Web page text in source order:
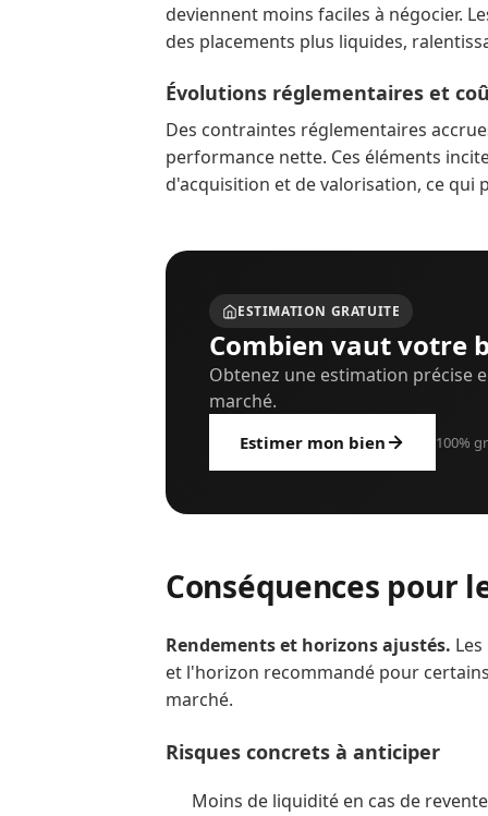
deviennent moins faciles à négocier.
des placements plus liquides,
Évolutions réglementaires et
Des contraintes réglementaires
performance nette. Ces éléments
d'acquisition et de valorisation, ce
ESTIMATION GRATUITE
Combien vaut votre
Obtenez une estimation précise
marché.
Estimer mon bien 100%
Conséquences pour
Rendements et horizons ajustés.
et l'horizon recommandé pour
marché.
Risques concrets à anticiper
Moins de liquidité en cas de